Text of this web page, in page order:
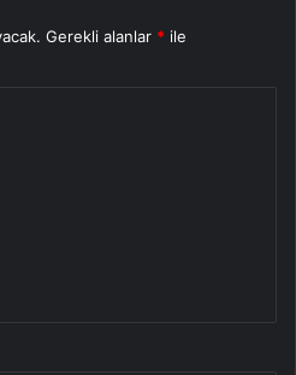
Gerekli alanlar * ile